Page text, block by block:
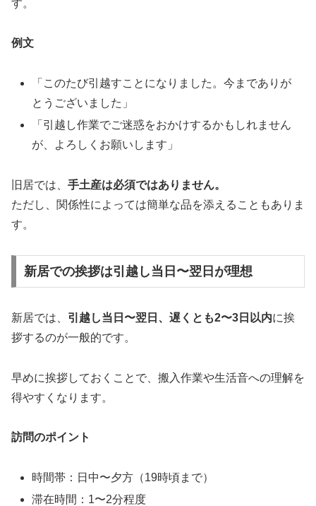
す。
例文
「このたび引越すことになりました。今までありが
とうございました」
「引越し作業でご迷惑をおかけするかもしれません
が、よろしくお願いします」
旧居では、 手土産は必須ではありません。
ただし、関係性によっては簡単な品を添えることもありま
す。
新居での挨拶は引越し当日〜翌日が理想
新居では、 引越し当日〜翌日、遅くとも2〜3日以内に挨
拶するのが一般的です。
早めに挨拶しておくことで、搬入作業や生活音への理解を
得やすくなります。
訪問のポイント
時間帯：日中〜夕方（19時頃まで）
滞在時間：1〜2分程度